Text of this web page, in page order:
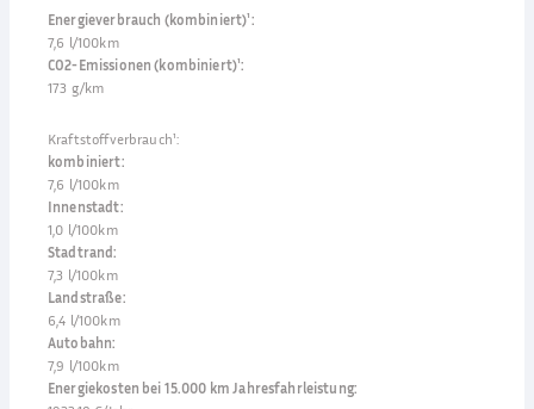
Energieverbrauch (kombiniert)¹:
7,6 l/100km
CO2-Emissionen (kombiniert)¹:
173 g/km
Kraftstoffverbrauch¹:
kombiniert:
7,6 l/100km
Innenstadt:
1,0 l/100km
Stadtrand:
7,3 l/100km
Landstraße:
6,4 l/100km
Autobahn:
7,9 l/100km
Energiekosten bei 15.000 km Jahresfahrleistung: